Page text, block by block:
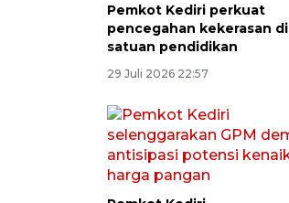
Pemkot Kediri perkuat
pencegahan kekerasan di
satuan pendidikan
29 Juli 2026 22:57